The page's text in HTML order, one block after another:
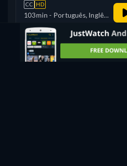
CC HD
103min - Português, Inglês,
Espanhol
Estados Unidos
Mostrar mais